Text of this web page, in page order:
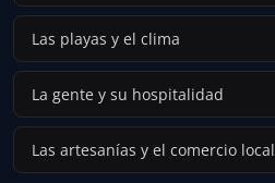
Las playas y el clima
La gente y su hospitalidad
Las artesanías y el comercio local